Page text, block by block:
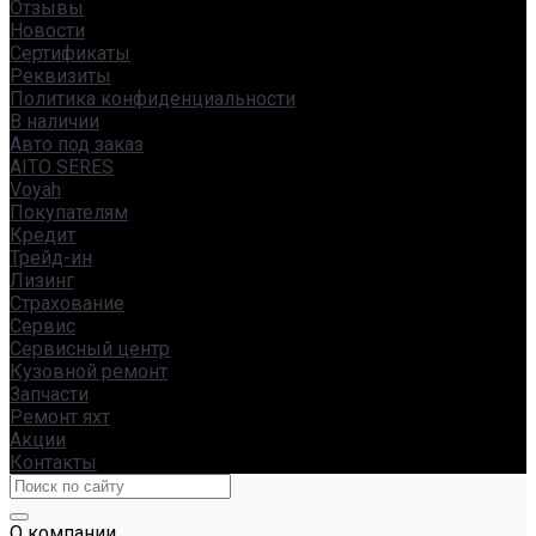
Отзывы
Новости
Сертификаты
Реквизиты
Политика конфиденциальности
В наличии
Авто под заказ
AITO SERES
Voyah
Покупателям
Кредит
Трейд-ин
Лизинг
Страхование
Сервис
Сервисный центр
Кузовной ремонт
Запчасти
Ремонт яхт
Акции
Контакты